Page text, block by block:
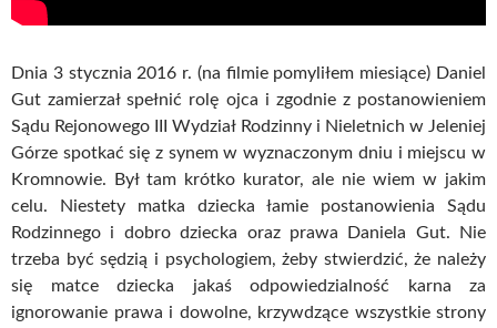
Dnia 3 stycznia 2016 r. (na filmie pomyliłem miesiące) Daniel
Gut zamierzał spełnić rolę ojca i zgodnie z postanowieniem
Sądu Rejonowego III Wydział Rodzinny i Nieletnich w Jeleniej
Górze spotkać się z synem w wyznaczonym dniu i miejscu w
Kromnowie. Był tam krótko kurator, ale nie wiem w jakim
celu. Niestety matka dziecka łamie postanowienia Sądu
Rodzinnego i dobro dziecka oraz prawa Daniela Gut. Nie
trzeba być sędzią i psychologiem, żeby stwierdzić, że należy
się matce dziecka jakaś odpowiedzialność karna za
ignorowanie prawa i dowolne, krzywdzące wszystkie strony